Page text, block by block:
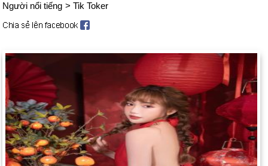
Người nổi tiếng > Tik Toker